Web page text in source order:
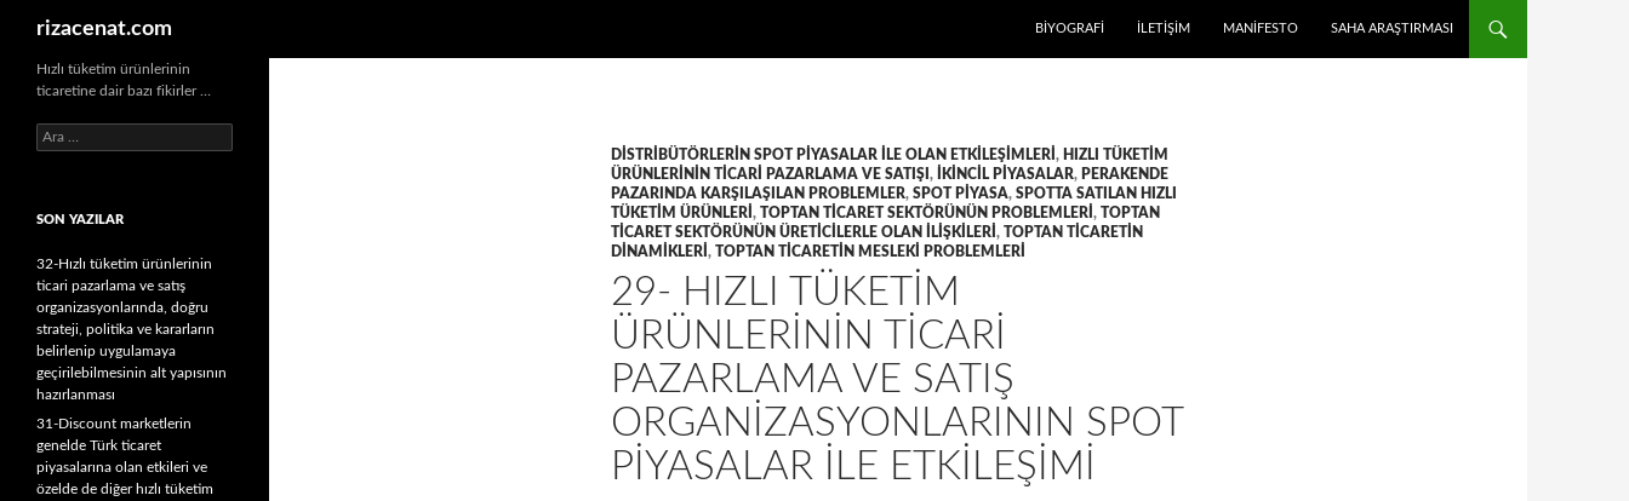
rizacenat.com
BIYOGRAFI
İLETIŞIM MANIFESTO SAHA ARAŞTIRMASI
DISTRIBÜTÖRLERIN SPOT PIYASALAR ILE OLAN ETKILEŞIMLERI , HIZLI TÜKETIM
ÜRÜNLERININ TICARI PAZARLAMA VE SATIŞI , IKINCIL PIYASALAR, PERAKENDE
PAZARINDA KARŞILAŞILAN PROBLEMLER, SPOT PIYASA, SPOTTA SATILAN HIZLI
TÜKETIM ÜRÜNLERI , TOPTAN TICARET SEKTÖRÜNÜN PROBLEMLERI , TOPTAN
TICARET SEKTÖRÜNÜN ÜRETICILERLE OLAN ILIŞKILERI , TOPTAN TICARETIN
DINAMIKLERI , TOPTAN TICARETIN MESLEKI PROBLEMLERI
29- HIZLI TÜKETIM
ÜRÜNLERININ TICARI
PAZARLAMA VE SATIŞ
ORGANIZASYONLARININ SPOT
PIYASALAR ILE ETKILEŞIMI
Hızlı tüketim ürünlerinin
ticaretine dair bazı fikirler …
A
r
a
SON YAZILAR
32-Hızlı tüketim ürünlerinin
ticari pazarlama ve satış
organizasyonlarında, doğru
strateji, politika ve kararların
belirlenip uygulamaya
geçirilebilmesinin alt yapısının
hazırlanması
31-Discount marketlerin
genelde Türk ticaret
piyasalarına olan etkileri ve
özelde de diğer hızlı tüketim